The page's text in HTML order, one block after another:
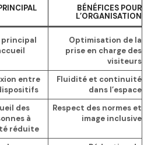
BÉNÉFICES POUR
L’ORGANISATION
principal
Optimisation de la
prise en charge des
visiteurs
entre
Fluidité et continuité
dans l’espace
des
à
réduite
Respect des normes et
image inclusive